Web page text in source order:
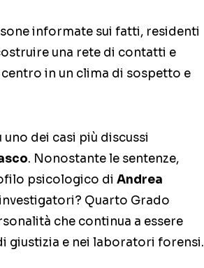
informate sui fatti, residenti
una rete di contatti e
in un clima di sospetto e
dei casi più discussi
. Nonostante le sentenze,
psicologico di Andrea
Quarto Grado
che continua a essere
giustizia e nei laboratori forensi.